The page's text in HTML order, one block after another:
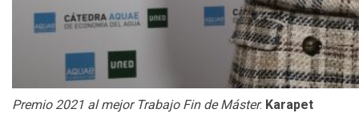
Premio 2021 al mejor Trabajo Fin de Máster: Karapet